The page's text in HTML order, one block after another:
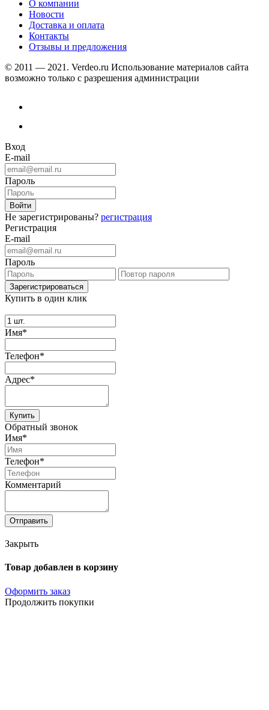
О компании
Новости
Доставка и оплата
Контакты
Отзывы и предложения
© 2011 — 2021. Verdeo.ru Использование материалов сайта
возможно только с разрешения администрации
Вход
E-mail
Пароль
Не зарегистрированы? регистрация
Регистрация
E-mail
Пароль
Купить в один клик
Имя*
Телефон*
Адрес*
Купить
Обратный звонок
Имя*
Телефон*
Комментарий
Отправить
Закрыть
Товар добавлен в корзину
Оформить заказ
Продолжить покупки